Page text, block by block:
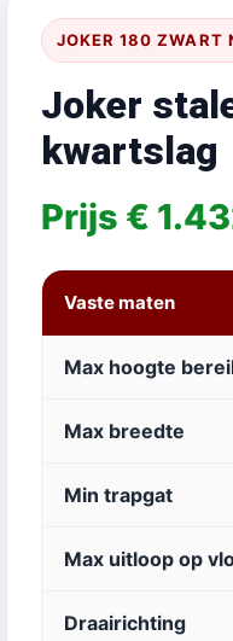
JOKER 180 ZWART
Joker
kwartslag
Prijs €
Vaste maten
Max hoogte
Max breedte
Min trapgat
Max uitloop op
Draairichting